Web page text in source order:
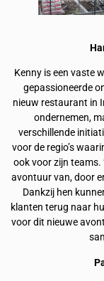
Kenny is een vaste
gepassioneerde
nieuw restaurant in
ondernemen,
verschillende
voor de regio’s
ook voor zijn teams.
avontuur van, door
Dankzij hen
klanten terug naar
voor dit nieuwe